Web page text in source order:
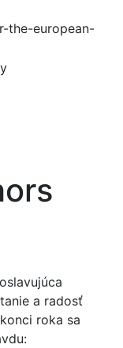
the-european-
a radosť
roka sa